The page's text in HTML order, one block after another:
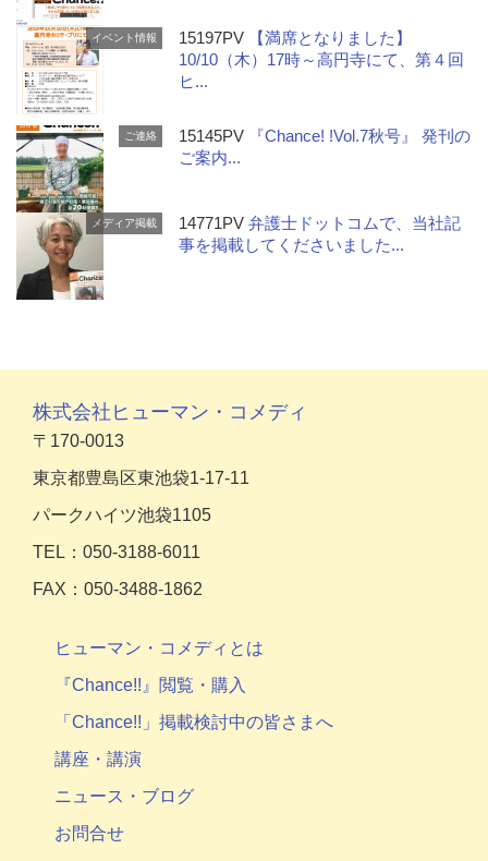
イベント情報 15197PV
【満席となりました】
10/10（木）17時～高円寺にて、第４回
ヒ...
ご連絡 15145PV
『Chance! !Vol.7秋号』 発刊の
ご案内...
メディア掲載 14771PV弁護士ドットコムで、当社記
事を掲載してくださいました...
株式会社ヒューマン・コメディ
〒170-0013
東京都豊島区東池袋1-17-11
パークハイツ池袋1105
TEL：050-3188-6011
FAX：050-3488-1862
ヒューマン・コメディとは
『Chance!!』閲覧・購入
「Chance!!」掲載検討中の皆さまへ
講座・講演
ニュース・ブログ
お問合せ